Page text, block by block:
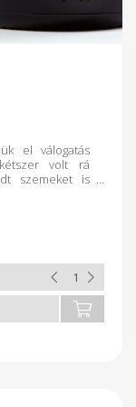
el válogatás
volt rá
szemeket is
a mustot
végéig